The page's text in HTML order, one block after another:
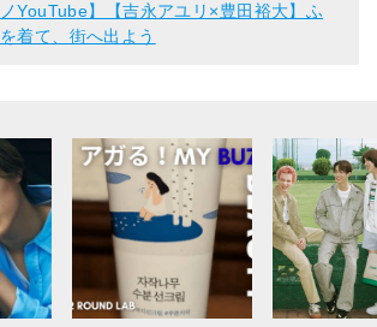
ノYouTube】【吉永アユリ×豊田裕大】ふ
着て、街へ出よう